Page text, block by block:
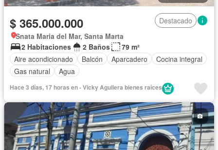
$ 365.000.000
Destacado
Snata Maria del Mar, Santa Marta
2 Habitaciones
2 Baños
79 m²
Aire acondicionado
Balcón Aparcadero
Cocina integral
Gas natural
Agua
Hace 3 días, 17 horas en - Vicky Aguilera bienes raíces